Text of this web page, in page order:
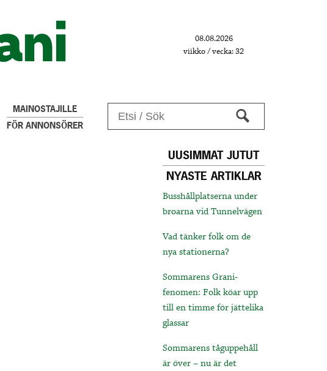
08.08.2026
viikko / vecka: 32
MAINOSTAJILLE
FÖR ANNONSÖRER
UUSIMMAT JUTUT
NYASTE ARTIKLAR
Busshållplatserna under
broarna vid Tunnelvägen
Vad tänker folk om de
nya stationerna?
Sommarens Grani-
fenomen: Folk köar upp
till en timme för jättelika
glassar
Sommarens tåguppehåll
är över – nu är det